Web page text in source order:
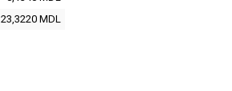
23,3220 MDL